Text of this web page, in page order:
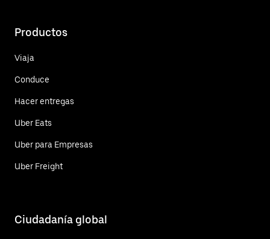
Productos
Viaja
Conduce
Hacer entregas
Uber Eats
Uber para Empresas
Uber Freight
Ciudadanía global